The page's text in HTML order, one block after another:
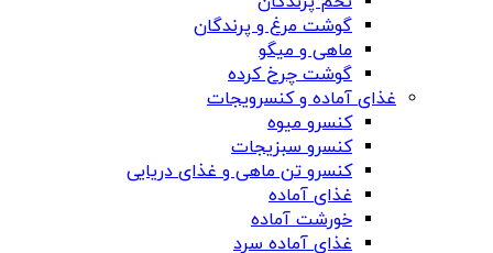
گوشت مرغ و پرندگان
ماهی و میگو
گوشت چرخ کرده
غذای آماده و کنسرویجات
کنسرو میوه
کنسرو سبزیجات
کنسرو تن ماهی و غذای دریایی
غذای آماده
خورشت آماده
غذای آماده سرد